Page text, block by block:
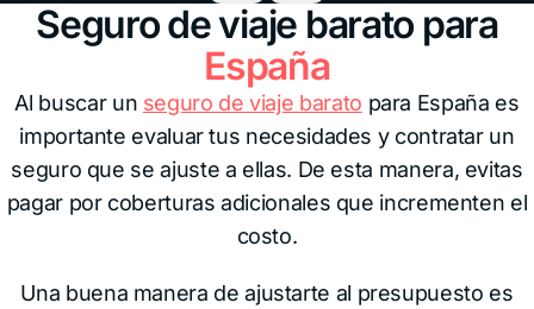
Seguro de viaje barato para
España
Al buscar un seguro de viaje barato para España es
importante evaluar tus necesidades y contratar un
seguro que se ajuste a ellas. De esta manera, evitas
pagar por coberturas adicionales que incrementen el
costo.
Una buena manera de ajustarte al presupuesto es